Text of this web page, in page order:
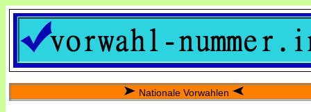
Nationale Vorwahlen